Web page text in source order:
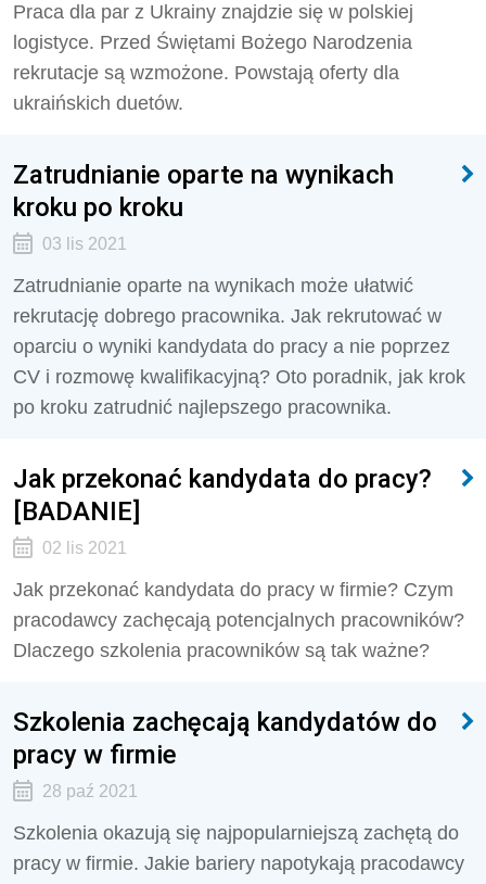
Praca dla par z Ukrainy znajdzie się w polskiej
logistyce. Przed Świętami Bożego Narodzenia
rekrutacje są wzmożone. Powstają oferty dla
ukraińskich duetów.
Zatrudnianie oparte na wynikach
kroku po kroku
03 lis 2021
Zatrudnianie oparte na wynikach może ułatwić
rekrutację dobrego pracownika. Jak rekrutować w
oparciu o wyniki kandydata do pracy a nie poprzez
CV i rozmowę kwalifikacyjną? Oto poradnik, jak krok
po kroku zatrudnić najlepszego pracownika.
Jak przekonać kandydata do pracy?
[BADANIE]
02 lis 2021
Jak przekonać kandydata do pracy w firmie? Czym
pracodawcy zachęcają potencjalnych pracowników?
Dlaczego szkolenia pracowników są tak ważne?
Szkolenia zachęcają kandydatów do
pracy w firmie
28 paź 2021
Szkolenia okazują się najpopularniejszą zachętą do
pracy w firmie. Jakie bariery napotykają pracodawcy